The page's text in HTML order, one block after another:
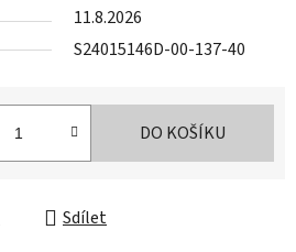
11.8.2026
S24015146D-00-137-40
DO KOŠÍKU
Sdílet